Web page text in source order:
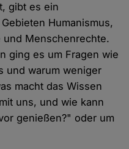
gibt es ein
Humanismus,
Menschenrechte.
ging es um Fragen wie
und warum weniger
macht das Wissen
uns, und wie kann
genießen?" oder um